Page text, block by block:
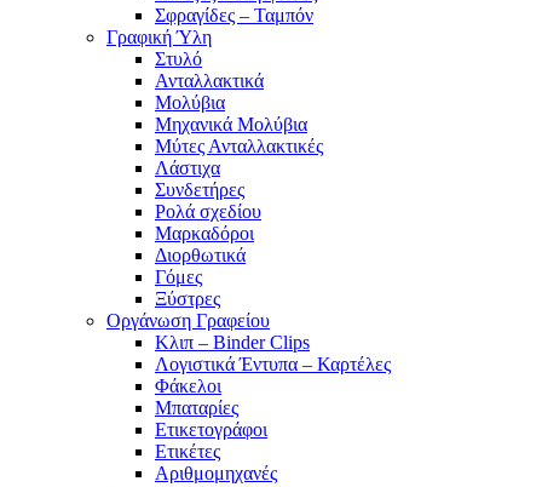
Σφραγίδες – Ταμπόν
Γραφική Ύλη
Στυλό
Ανταλλακτικά
Μολύβια
Μηχανικά Μολύβια
Μύτες Ανταλλακτικές
Λάστιχα
Συνδετήρες
Ρολά σχεδίου
Μαρκαδόροι
Διορθωτικά
Γόμες
Ξύστρες
Οργάνωση Γραφείου
Κλιπ – Binder Clips
Λογιστικά Έντυπα – Καρτέλες
Φάκελοι
Μπαταρίες
Ετικετογράφοι
Ετικέτες
Αριθμομηχανές